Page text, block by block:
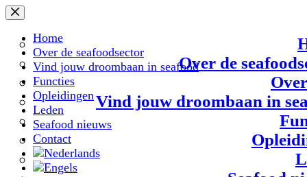
Ga
naar
inhoud
Home
Over de seafoodsector
Vind jouw droombaan in seafood
Functies
Opleidingen
Leden
Seafood nieuws
Contact
Over de
Vind jouw droombaan in